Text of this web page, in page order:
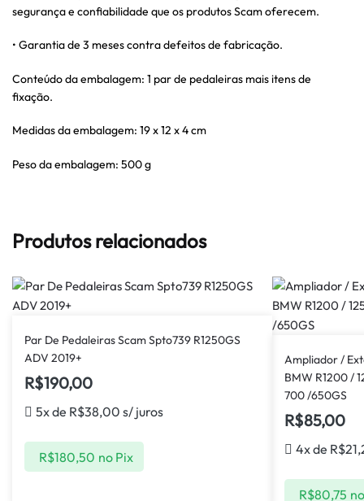
segurança e confiabilidade que os produtos Scam oferecem.
• Garantia de 3 meses contra defeitos de fabricação.
Conteúdo da embalagem: 1 par de pedaleiras mais itens de
fixação.
Medidas da embalagem: 19 x 12 x 4 cm
Peso da embalagem: 500 g
Produtos relacionados
Par De Pedaleiras Scam Spto739 R1250GS
ADV 2019+
R$190,00
5x de R$38,00 s/ juros
R$180,50 no Pix
Ampliador /
BMW R1200 /
700 /650GS
R$85,00
4x de R$
R$80,75